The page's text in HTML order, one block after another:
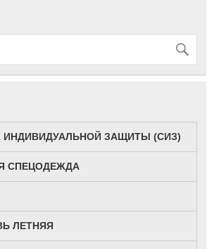
ИНДИВИДУАЛЬНОЙ ЗАЩИТЫ (СИЗ)
СПЕЦОДЕЖДА
ЛЕТНЯЯ